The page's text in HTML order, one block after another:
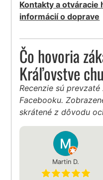
Kontakty a otváracie
informácií o doprave
Čo hovoria
Kráľovstve
Recenzie sú
Facebooku.
skrátené z dôvodu
Martin D.